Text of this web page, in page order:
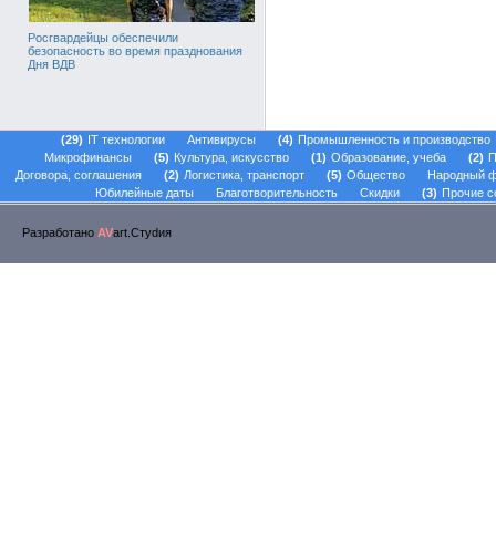
Росгвардейцы обеспечили
безопасность во время празднования
Дня ВДВ
29 IT технологии Антивирусы 4
Промышленность и производство
Микрофинансы
5 Культура, искусство 1 Образование, учеба 2
Договора, соглашения
2 Логистика, транспорт 5 Общество
Народный
Юбилейные даты
Благотворительность Скидки 3 Прочие
Разработано AVart.Стуdия